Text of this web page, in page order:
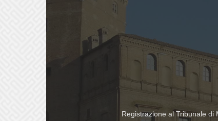
Registrazione al Tribunale